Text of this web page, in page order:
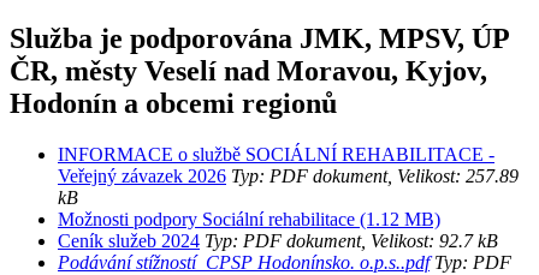
Služba je podporována JMK, MPSV, ÚP
ČR, městy Veselí nad Moravou, Kyjov,
Hodonín a obcemi regionů
INFORMACE o službě SOCIÁLNÍ REHABILITACE -
Veřejný závazek 2026 Typ: PDF dokument, Velikost: 257.89
kB
Možnosti podpory Sociální rehabilitace (1.12 MB)
Ceník služeb 2024 Typ: PDF dokument, Velikost: 92.7 kB
Podávání stížností_CPSP Hodonínsko. o.p.s..pdfTyp: PDF